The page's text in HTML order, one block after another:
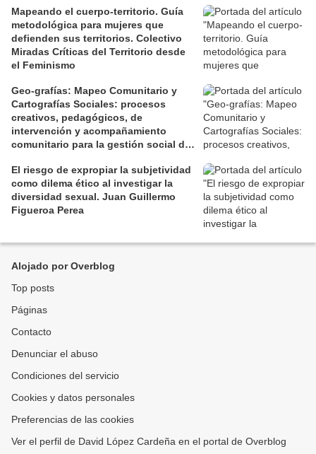
Mapeando el cuerpo-territorio. Guía
metodológica para mujeres que
defienden sus territorios. Colectivo
Miradas Críticas del Territorio desde
el Feminismo
Geo-grafías: Mapeo Comunitario y
Cartografías Sociales: procesos
creativos, pedagógicos, de
intervención y acompañamiento
comunitario para la gestión social de
El riesgo de expropiar la subjetividad
como dilema ético al investigar la
diversidad sexual. Juan Guillermo
Figueroa Perea
Alojado por Overblog
Top posts
Páginas
Contacto
Denunciar el abuso
Condiciones del servicio
Cookies y datos personales
Preferencias de las cookies
Ver el perfil de David López Cardeña en el portal de Overblog